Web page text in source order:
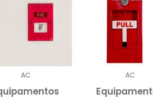
DE VENTILAÇÃO
dividem principalmente em três
híbrida. Cada uma dessas
tipos de edificações e
ar promovida por aberturas e
AC AC